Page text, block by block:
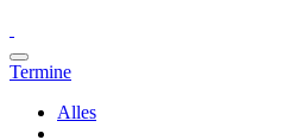
Termine
Alles